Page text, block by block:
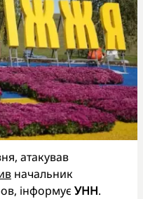
атакував
начальник
інформує УНН.